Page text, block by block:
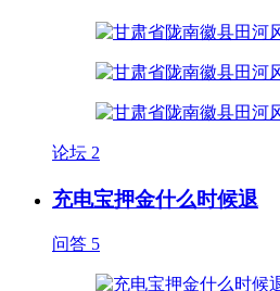
论坛 2
充电宝押金什么时候退
问答 5